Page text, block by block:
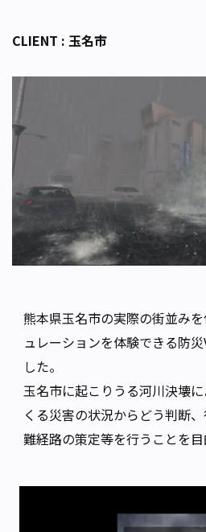
CLIENT : 玉名市
熊本県玉名市の実際の街並み
ュレーションを体験できる防
した。
玉名市に起こりうる河川決壊
くる災害の状況からどう判断
難経路の策定等を行うことを目